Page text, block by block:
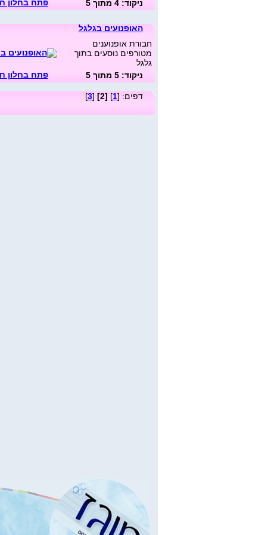
ניקוד: 4 מתוך 5 פתח בחלון
האופנועים בגלגל
חבורת אופנוענים
מטורפים נוסעים בתוך
גלגל
ניקוד: 5 מתוך 5
פתח בחלון
דפים: [1
]
[2]
[
3
]